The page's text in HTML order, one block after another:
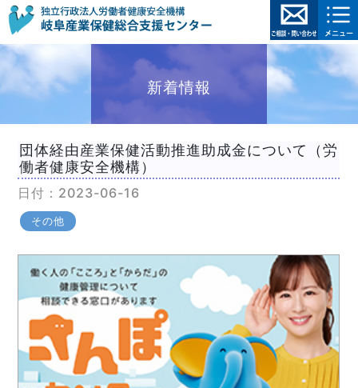
新着情報
団体経由産業保健活動推進助成金について（労
働者健康安全機構）
日付：2023-06-16
その他